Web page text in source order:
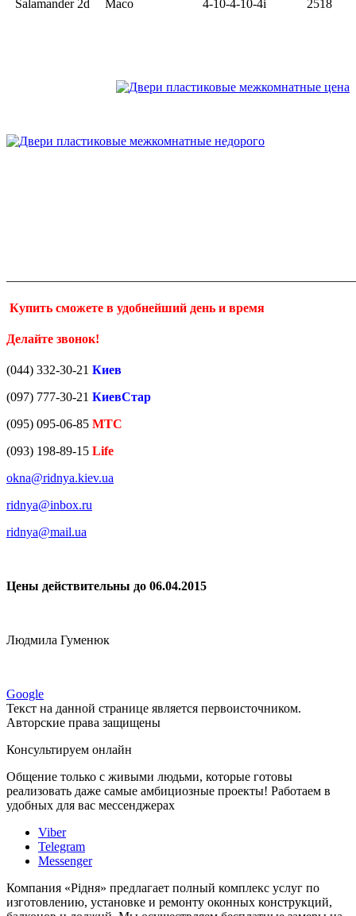
Salamander 2d
Maco 4-10-4-10-4i 2518
Купить сможете в удобнейший день и время
Делайте звонок!
(044) 332-30-21 Киев
(097) 777-30-21 КиевСтар
(095) 095-06-85 МТС
(093) 198-89-15 Life
okna@ridnya.kiev.ua
ridnya@inbox.ru
ridnya@mail.ua
Цены действительны до 06.04.2015
Людмила Гуменюк
Google
Текст на данной странице является первоисточником.
Авторские права защищены
Консультируем онлайн
Общение только с живыми людьми, которые готовы
реализовать даже самые амбициозные проекты! Работаем в
удобных для вас мессенджерах
Viber
Telegram
Messenger
Компания «Рідня» предлагает полный комплекс услуг по
изготовлению, установке и ремонту оконных конструкций,